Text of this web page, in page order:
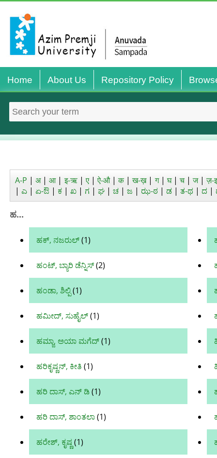
Home About Us Repository Policy
A-P |अ|आ|इ-ऋ|ए|ऐ-औ|क|ख-ख़|ग|घ|च|ज|ज़-
| ಎ | ಏ-ಔ | ಕ | ಖ | ಗ | ಘ | ಚ | ಜ | ಝ-ಠ | ಡ | ತ-ಥ | ದ |
ಹ...
ಹಕ್, ನಜರುಲ್(1)
ಹಂಟ್, ಬ್ಯಾರಿ ಡೆನ್ನಿಸ್(2)
ಹಂಡಾ, ಶಿಲ್ಪಿ(1)
ಹಮೀದ್‌, ಸುಹೈಲ್‌(1)
ಹಮ್ಜಾ, ಅಯಾ ಮಗೆದ್(1)
ಹರಿಕೃಷ್ಣನ್‌, ಕೀತಿ (1)
ಹರಿ ದಾಸ್, ಎನ್ ಡಿ(1)
ಹರಿ ದಾಸ್, ಶಾಂತಲಾ(1)
ಹರೇಶ್, ಕೃಷ್ಣ (1)